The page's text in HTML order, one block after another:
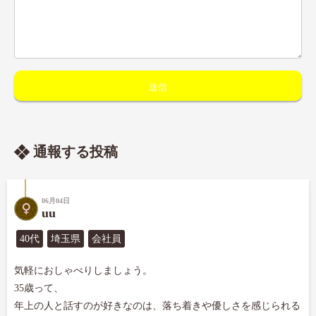
通報する投稿
06月04日
uu
40代 埼玉県 会社員
気軽におしゃべりしましょう。
35歳って、
年上の人と話すのが好きなのは、落ち着きや優しさを感じられる